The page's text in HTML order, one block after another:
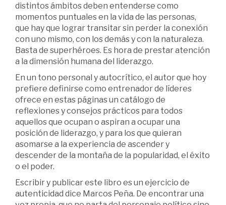
distintos ámbitos deben entenderse como
momentos puntuales en la vida de las personas,
que hay que lograr transitar sin perder la conexión
con uno mismo, con los demás y con la naturaleza.
Basta de superhéroes. Es hora de prestar atención
a la dimensión humana del liderazgo.
En un tono personal y autocrítico, el autor que hoy
prefiere definirse como entrenador de líderes
ofrece en estas páginas un catálogo de
reflexiones y consejos prácticos para todos
aquellos que ocupan o aspiran a ocupar una
posición de liderazgo, y para los que quieran
asomarse a la experiencia de ascender y
descender de la montaña de la popularidad, el éxito
o el poder.
Escribir y publicar este libro es un ejercicio de
autenticidad dice Marcos Peña. De encontrar una